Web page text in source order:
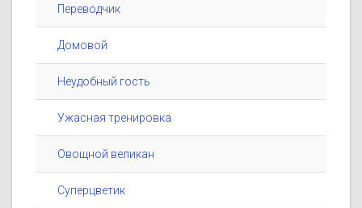
Переводчик
Домовой
Неудобный гость
Ужасная тренировка
Овощной великан
Суперцветик